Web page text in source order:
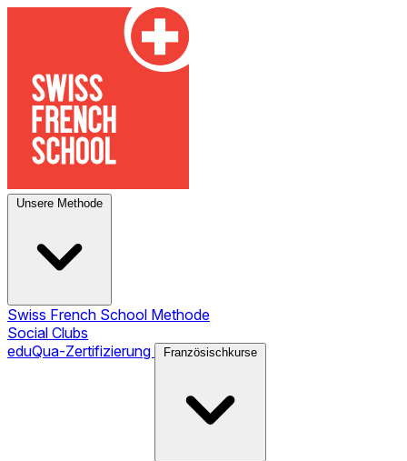
Unsere Methode
Swiss French School Methode
Social Clubs
eduQua-Zertifizierung
Französischkurse